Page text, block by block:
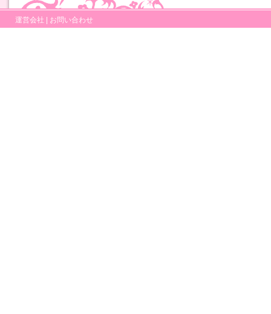
運営会社 | お問い合わせ